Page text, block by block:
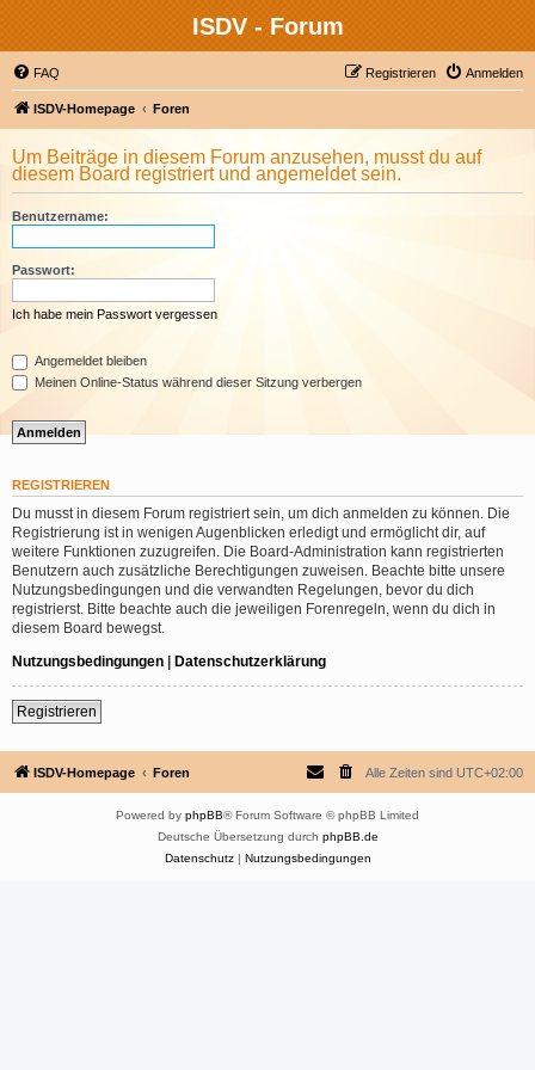
ISDV - Forum
FAQ Anmelden
Registrieren
ISDV-Homepage Foren
Um Beiträge in diesem Forum anzusehen, musst du auf
diesem Board registriert und angemeldet sein.
Benutzername:
Passwort:
Ich habe mein Passwort vergessen
Angemeldet bleiben
Meinen Online-Status während dieser Sitzung verbergen
REGISTRIEREN
Du musst in diesem Forum registriert sein, um dich anmelden zu können. Die
Registrierung ist in wenigen Augenblicken erledigt und ermöglicht dir, auf
weitere Funktionen zuzugreifen. Die Board-Administration kann registrierten
Benutzern auch zusätzliche Berechtigungen zuweisen. Beachte bitte unsere
Nutzungsbedingungen und die verwandten Regelungen, bevor du dich
registrierst. Bitte beachte auch die jeweiligen Forenregeln, wenn du dich in
diesem Board bewegst.
Nutzungsbedingungen | Datenschutzerklärung
Registrieren
ISDV-Homepage Foren Alle Zeiten sind UTC+02:00
Powered by phpBB® Forum Software © phpBB Limited
Deutsche Übersetzung durch phpBB.de
Datenschutz| Nutzungsbedingungen